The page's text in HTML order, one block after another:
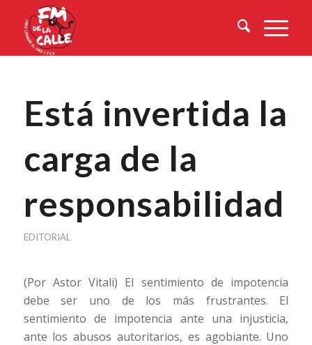
Está invertida la
carga de la
responsabilidad
EDITORIAL
(Por Astor Vitali) El sentimiento de impotencia
debe ser uno de los más frustrantes. El
sentimiento de impotencia ante una injusticia,
ante los abusos autoritarios, es agobiante. Uno